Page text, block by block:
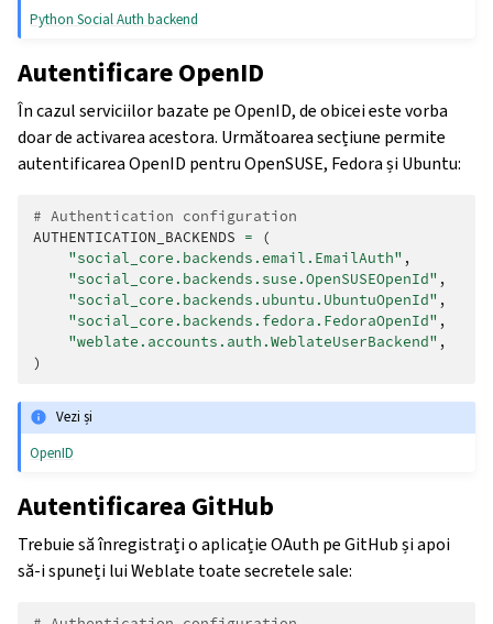
Python Social Auth backend
Autentificare OpenID
În cazul serviciilor bazate pe OpenID, de obicei este vorba
doar de activarea acestora. Următoarea secțiune permite
autentificarea OpenID pentru OpenSUSE, Fedora și Ubuntu:
# Authentication configuration
AUTHENTICATION_BACKENDS =
(
"social_core.backends.email.EmailAuth" ,
"social_core.backends.suse.OpenSUSEOpenId" ,
"social_core.backends.ubuntu.UbuntuOpenId" ,
"social_core.backends.fedora.FedoraOpenId" ,
"weblate.accounts.auth.WeblateUserBackend" ,
)
Vezi și
OpenID
Autentificarea GitHub
Trebuie să înregistrați o aplicație OAuth pe GitHub și apoi
să-i spuneți lui Weblate toate secretele sale: